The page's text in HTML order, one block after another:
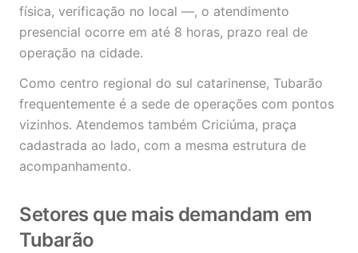
física, verificação no local —, o atendimento
presencial ocorre em até 8 horas, prazo real de
operação na cidade.
Como centro regional do sul catarinense, Tubarão
frequentemente é a sede de operações com pontos
vizinhos. Atendemos também Criciúma, praça
cadastrada ao lado, com a mesma estrutura de
acompanhamento.
Setores que mais demandam em
Tubarão